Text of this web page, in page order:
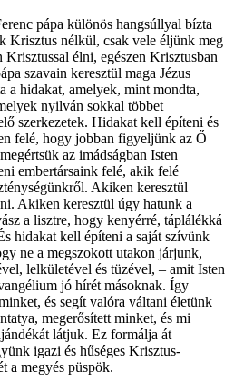
pápa különös hangsúllyal bízta
Krisztus nélkül, csak vele éljünk meg
élni, egészen Krisztusban
szavain keresztül maga Jézus
a hidakat, amelyek, mint mondta,
nyilván sokkal többet
szerkezetek. Hidakat kell építeni és
felé, hogy jobban figyeljünk az Ő
az imádságban Isten
embertársaink felé, akik felé
Akiken keresztül
Akiken keresztül úgy hatunk a
a lisztre, hogy kenyérré, táplálékká
hidakat kell építeni a saját szívünk
ne a megszokott utakon járjunk,
lelkületével és tüzével, – amit Isten
jó hírét másoknak. Így
és segít valóra váltani életünk
megerősített minket, és mi
látjuk. Ez formálja át
igazi és hűséges Krisztus-
a megyés püspök.